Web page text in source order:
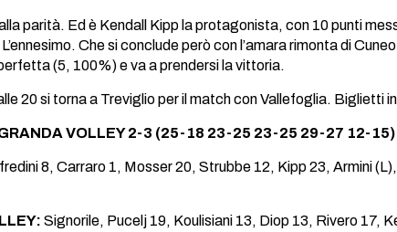
parità. Ed è Kendall Kipp la protagonista, con 10 punti
Che si conclude però con l’amara rimonta di
(5, 100%) e va a prendersi la vittoria.
20 si torna a Treviglio per il match con Vallefoglia. Biglietti
GRANDA VOLLEY 2-3 (25-18 23-25 23-25 29-27 12-15)
8, Carraro 1, Mosser 20, Strubbe 12, Kipp 23, Armini
Signorile, Pucelj 19, Koulisiani 13, Diop 13, Rivero 17,